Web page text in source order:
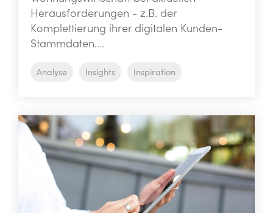
Herausforderungen - z.B. der
Komplettierung ihrer digitalen Kunden-
Stammdaten....
Analyse Insights Inspiration